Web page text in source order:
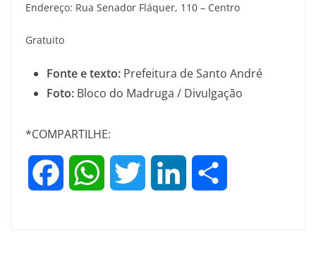
Endereço: Rua Senador Fláquer, 110 – Centro
Gratuito
Fonte e texto: Prefeitura de Santo André
Foto: Bloco do Madruga / Divulgação
*COMPARTILHE: